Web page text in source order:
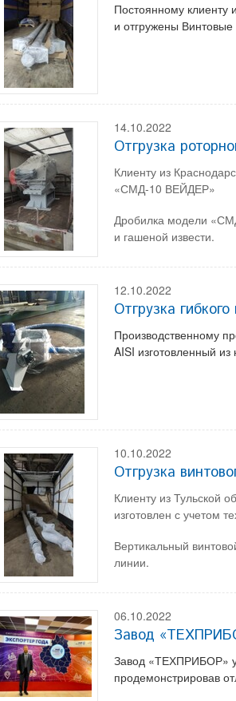
Постоянному клиенту
и отгружены
14.10.2022
Отгрузка
Клиенту из
«СМД-10 ВЕЙДЕР»
Дробилка модели
и гашеной извести.
12.10.2022
Отгрузка
Производственному
AISI изготовленный
10.10.2022
Отгрузка
Клиенту из Тульской
изготовлен с учетом
Вертикальный
линии.
06.10.2022
Завод
Завод «ТЕХПРИБОР»
продемонстрировав